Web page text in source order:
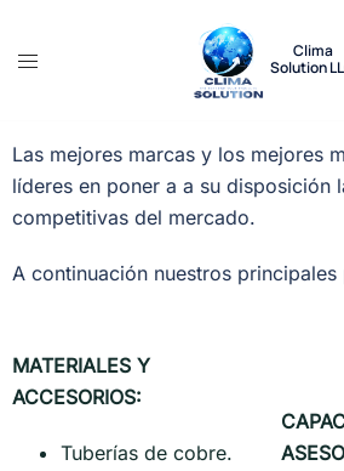
Clima
Solution
Productos de
Las mejores marcas y los mejores
líderes en poner a a su disposición
competitivas del mercado.
A continuación nuestros
MATERIALES Y
ACCESORIOS:
Tuberías de cobre.